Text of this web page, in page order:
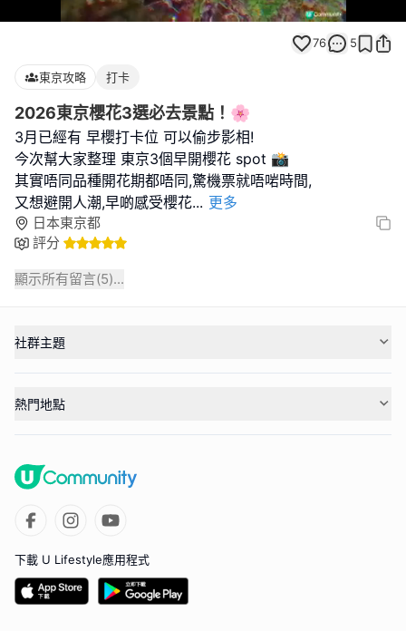
Loaded:
100.00%
76 5
東京攻略 打卡
2026東京櫻花3選必去景點！🌸
3月已經有 早櫻打卡位 可以偷步影相!
今次幫大家整理 東京3個早開櫻花 spot 📸
其實唔同品種開花期都唔同,驚機票就唔啱時間,
又想避開人潮,早啲感受櫻花... 更多
日本東京都
評分
顯示所有留言(5)...
社群主題
熱門地點
下載 U Lifestyle應用程式